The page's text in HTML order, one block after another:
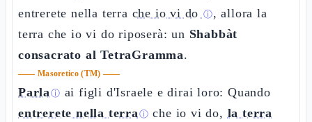
entrerete nella terra che io vi do ⓘ, allora la
terra che io vi do riposerà: un Shabbàt
consacrato al TetraGramma.
—— Masoretico (TM) ——
Parlaⓘ ai figli d'Israele e dirai loro: Quando
entrerete nella terraⓘ che io vi do, la terra